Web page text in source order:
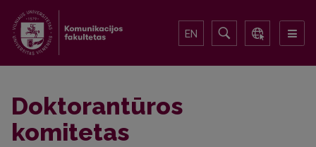
EN
Doktorantūros
komitetas